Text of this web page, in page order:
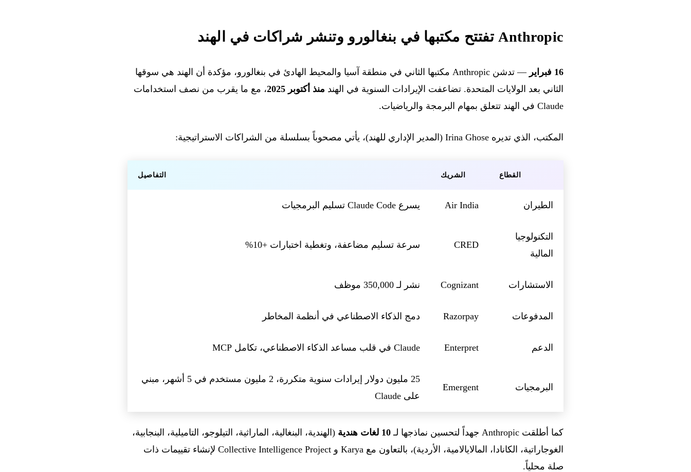
Anthropic تفتتح مكتبها في بنغالورو وتنشر شراكات في الهند
16 فبراير
— تدشن Anthropic مكتبها الثاني في منطقة آسيا والمحيط الهادئ في بنغالورو، مؤكدة أن الهند هي سوقها
الثاني بعد الولايات المتحدة. تضاعفت الإيرادات السنوية في الهند منذ أكتوبر 2025
، مع ما يقرب من نصف استخدامات
Claude في الهند تتعلق بمهام البرمجة والرياضيات.
المكتب، الذي تديره Irina Ghose (المدير الإداري للهند)، يأتي مصحوباً بسلسلة من الشراكات الاستراتيجية:
القطاع الشريك التفاصيل
الطيران Air India يسرع Claude Code تسليم البرمجيات
التكنولوجيا
المالية
CRED سرعة تسليم مضاعفة، وتغطية اختبارات +10%
الاستشارات Cognizant نشر لـ 350,000 موظف
المدفوعات Razorpay دمج الذكاء الاصطناعي في أنظمة المخاطر
الدعم Enterpret Claude في قلب مساعد الذكاء الاصطناعي، تكامل MCP
البرمجيات Emergent
25 مليون دولار إيرادات سنوية متكررة، 2 مليون مستخدم في 5 أشهر، مبني
على Claude
كما أطلقت Anthropic جهداً لتحسين نماذجها لـ 10 لغات هندية
(الهندية، البنغالية، الماراثية، التيلوجو، التاميلية، البنجابية،
الغوجاراتية، الكانادا، المالايالامية، الأردية)، بالتعاون مع Karya و Collective Intelligence Project لإنشاء تقييمات ذات
صلة محلياً.